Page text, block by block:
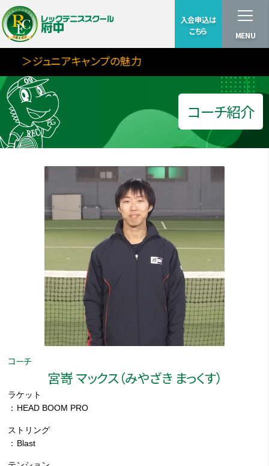
入会申込は
こちら
MENU
＞ジュニアキャンプの魅力
コーチ紹介
コーチ
宮嵜 マックス（みやざき まっくす）
ラケット
HEAD BOOM PRO
ストリング
Blast